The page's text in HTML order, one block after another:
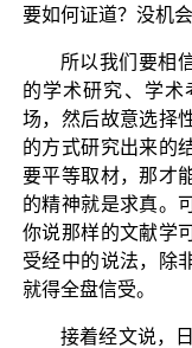
要如何证道？没机会
所以我们要相
的学术研究、学术
场，然后故意选择
的方式研究出来的
要平等取材，那才
的精神就是求真。
你说那样的文献学
受经中的说法，除
就得全盘信受。
接着经文说，